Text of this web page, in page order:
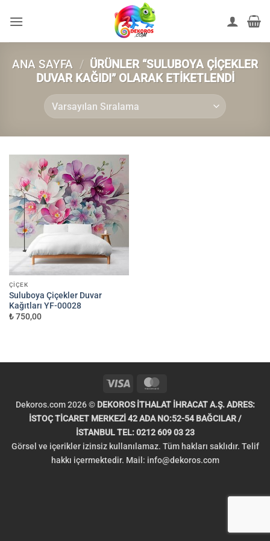
atla
ANA SAYFA / ÜRÜNLER “SULUBOYA ÇIÇEKLER
DUVAR KAĞIDI” OLARAK ETIKETLENDI
ÇIÇEK
Suluboya Çiçekler Duvar
Kağıtları YF-00028
₺ 750,00
Visa
Dekoros.com 2026 © DEKOROS İTHALAT İHRACAT A.Ş. ADRES:
İSTOÇ TİCARET MERKEZİ 42 ADA NO:52-54 BAĞCILAR /
İSTANBUL TEL: 0212 609 03 23
Görsel ve içerikler izinsiz kullanılamaz. Tüm hakları saklıdır. Telif
hakkı içermektedir. Mail: info@dekoros.com